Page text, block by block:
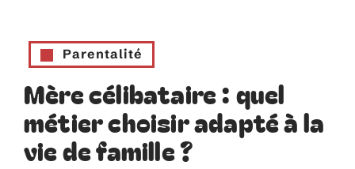
Parentalité
Mère célibataire : quel
métier choisir adapté à la
vie de famille ?